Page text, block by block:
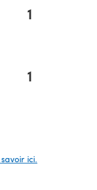
1
1
ici.